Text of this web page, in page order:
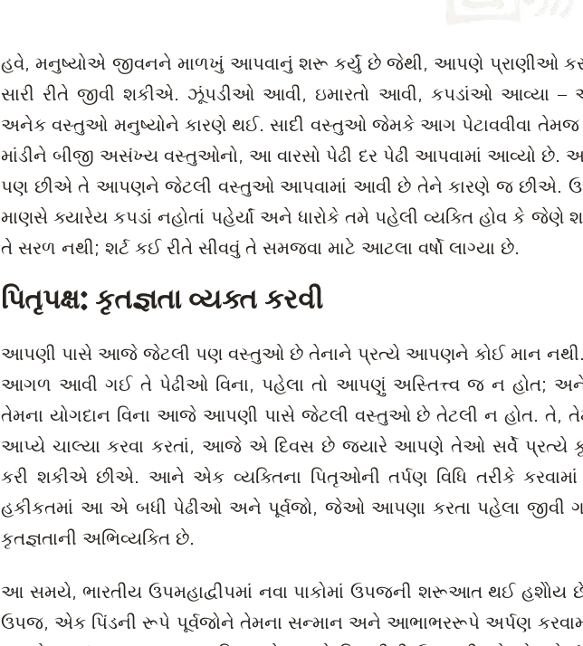
હવે, મનુષ્યોએ જીવનને માળખું આપવાનું શરૂ કર્યું છે જેથી, આપણે પ્રાણીઓ
સારી રીતે જીવી શકીએ. ઝૂંપડીઓ આવી, ઇમારતો આવી, કપડાંઓ આવ્યા
અનેક વસ્તુઓ મનુષ્યોને કારણે થઈ. સાદી વસ્તુઓ જેમકે આગ પેટાવવીવા તેમજ
માંડીને બીજી અસંખ્ય વસ્તુઓનો, આ વારસો પેઢી દર પેઢી આપવામાં આવ્યો
પણ છીએ તે આપણને જેટલી વસ્તુઓ આપવામાં આવી છે તેને કારણે જ છીએ.
માણસે ક્યારેય કપડાં નહોતાં પહેર્યાં અને ધારોકે તમે પહેલી વ્યક્તિ હોવ કે જેણે
તે સરળ નથી; શર્ટ કઈ રીતે સીવવું તે સમજવા માટે આટલા વર્ષો લાગ્યા છે.
પિતૃપક્ષ: કૃતજ્ઞતા વ્યક્ત કરવી
આપણી પાસે આજે જેટલી પણ વસ્તુઓ છે તેનાને પ્રત્યે આપણને કોઈ માન
આગળ આવી ગઈ તે પેઢીઓ વિના, પહેલા તો આપણું અસ્તિત્ત્વ જ ન હોત;
તેમના યોગદાન વિના આજે આપણી પાસે જેટલી વસ્તુઓ છે તેટલી ન હોત. તે,
આપ્યે ચાલ્યા કરવા કરતાં, આજે એ દિવસ છે જ્યારે આપણે તેઓ સર્વે પ્રત્યે
કરી શકીએ છીએ. આને એક વ્યક્તિના પિતૃઓની તર્પણ વિધિ તરીકે
હકીકતમાં આ એ બધી પેઢીઓ અને પૂર્વજો, જેઓ આપણા કરતા પહેલા જીવી
કૃતજ્ઞતાની અભિવ્યક્તિ છે.
આ સમયે, ભારતીય ઉપમહાદ્વીપમાં નવા પાકોમાં ઉપજની શરૂઆત થઈ હશેોય
ઉપજ, એક પિંડની રૂપે પૂર્વજોને તેમના સન્માન અને આભાભરરૂપે અર્પણ